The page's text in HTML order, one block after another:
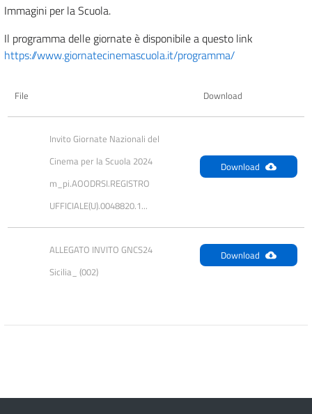
Immagini per la Scuola.
Il programma delle giornate è disponibile a questo link
https://www.giornatecinemascuola.it/programma/
File Download
Invito Giornate Nazionali del
Cinema per la Scuola 2024
m_pi.AOODRSI.REGISTRO
UFFICIALE(U).0048820.1...
Download
ALLEGATO INVITO GNCS24
Sicilia_ (002)
Download